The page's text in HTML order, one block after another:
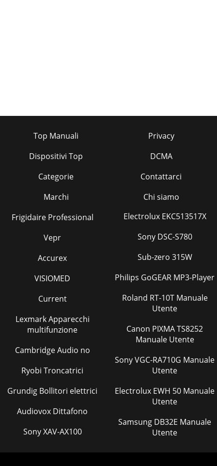
Top Manuali
Dispositivi Top
Categorie
Marchi
Privacy
DCMA
Contattarci
Chi siamo
Frigidaire Professional
Vepr
Accurex
VISIOMED
Current
Lexmark Apparecchi
multifunzione
Cambridge Audio no
Ryobi Troncatrici
Grundig Bollitori elettrici
Audiovox Dittafono
Sony XAV-AX100
Electrolux EKC513517X
Sony DSC-S780
Sub-zero 315W
Philips GoGEAR MP3-Player
Roland RT-10T Manuale
Utente
Canon PIXMA TS8252
Manuale Utente
Sony VGC-RA710G Manuale
Utente
Electrolux EWH 50 Manuale
Utente
Samsung DB32E Manuale
Utente